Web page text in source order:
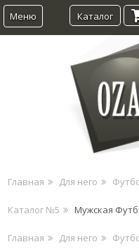
Меню Каталог
Главная Для него
Каталог №5 Мужская
Главная Для него